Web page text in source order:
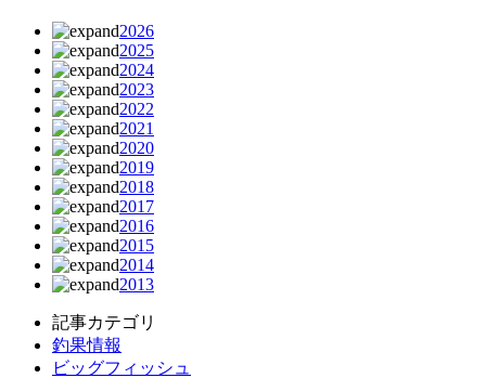
2026
2025
2024
2023
2022
2021
2020
2019
2018
2017
2016
2015
2014
2013
記事カテゴリ
釣果情報
ビッグフィッシュ